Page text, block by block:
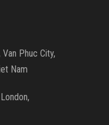
Phuc City,
Nam